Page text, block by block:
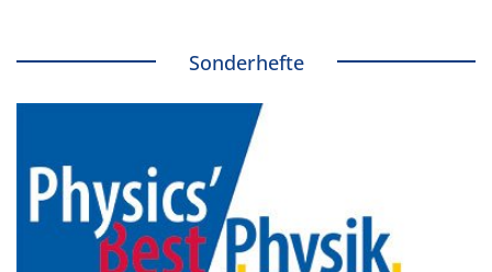
Sonderhefte